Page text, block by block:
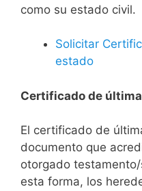
como su estado civil.
Solicitar
estado
Certificado de
El certificado de
documento que
otorgado
esta forma, los